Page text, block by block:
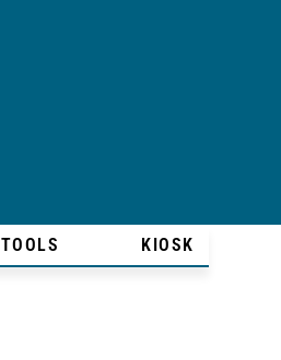
TOOLS KIOSK